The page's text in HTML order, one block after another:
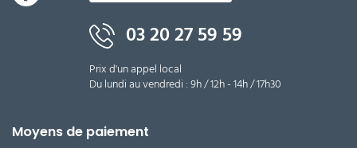
03 20 27 59 59
Prix d'un appel local
Du lundi au vendredi : 9h / 12h - 14h / 17h30
Moyens de paiement